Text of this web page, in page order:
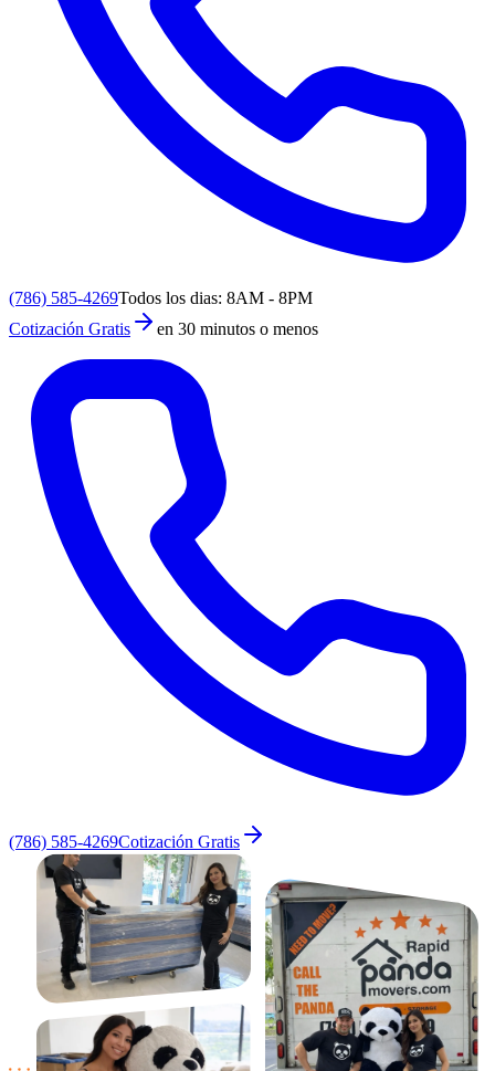
(786) 585-4269Todos los dias: 8AM - 8PM
Cotización Gratis
en 30 minutos o menos
(786) 585-4269Cotización Gratis